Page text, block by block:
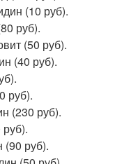
(10 руб).
руб).
(50 руб).
(40 руб).
руб).
(230 руб).
руб).